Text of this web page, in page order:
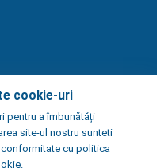
cookie-uri
pentru a îmbunătăți
site-ul nostru sunteti
cu politica